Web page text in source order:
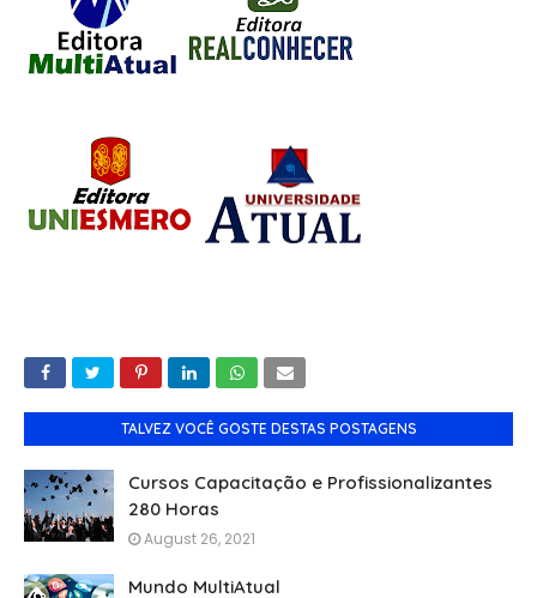
TALVEZ VOCÊ GOSTE DESTAS POSTAGENS
Cursos Capacitação e Profissionalizantes
280 Horas
August 26, 2021
Mundo MultiAtual